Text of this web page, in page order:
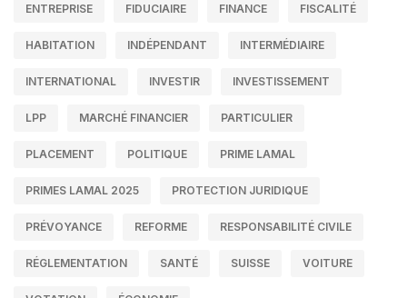
ENTREPRISE FIDUCIAIRE FINANCE FISCALITÉ
HABITATION INDÉPENDANT INTERMÉDIAIRE
INTERNATIONAL INVESTIR INVESTISSEMENT
LPP MARCHÉ FINANCIER PARTICULIER
PLACEMENT POLITIQUE PRIME LAMAL
PRIMES LAMAL 2025 PROTECTION JURIDIQUE
PRÉVOYANCE REFORME RESPONSABILITÉ CIVILE
RÉGLEMENTATION SANTÉ SUISSE VOITURE